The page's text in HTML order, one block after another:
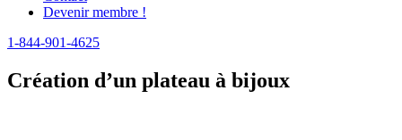
Devenir membre !
1-844-901-4625
Création d’un plateau à bijoux